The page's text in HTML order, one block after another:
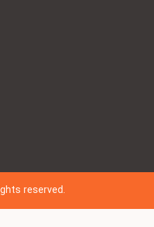
reserved.